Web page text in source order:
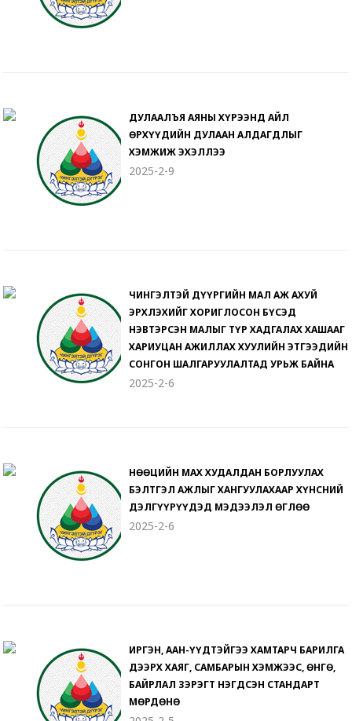
ДУЛААЛЪЯ АЯНЫ ХҮРЭЭНД АЙЛ
ӨРХҮҮДИЙН ДУЛААН АЛДАГДЛЫГ
ХЭМЖИЖ ЭХЭЛЛЭЭ
2025-2-9
ЧИНГЭЛТЭЙ ДҮҮРГИЙН МАЛ АЖ АХУЙ
ЭРХЛЭХИЙГ ХОРИГЛОСОН БҮСЭД
НЭВТЭРСЭН МАЛЫГ ТҮР ХАДГАЛАХ ХАШААГ
ХАРИУЦАН АЖИЛЛАХ ХУУЛИЙН ЭТГЭЭДИЙН
СОНГОН ШАЛГАРУУЛАЛТАД УРЬЖ БАЙНА
2025-2-6
НӨӨЦИЙН МАХ ХУДАЛДАН БОРЛУУЛАХ
БЭЛТГЭЛ АЖЛЫГ ХАНГУУЛАХААР ХҮНСНИЙ
ДЭЛГҮҮРҮҮДЭД МЭДЭЭЛЭЛ ӨГЛӨӨ
2025-2-6
ИРГЭН, ААН-ҮҮДТЭЙГЭЭ ХАМТАРЧ БАРИЛГА
ДЭЭРХ ХАЯГ, САМБАРЫН ХЭМЖЭЭС, ӨНГӨ,
БАЙРЛАЛ ЗЭРЭГТ НЭГДСЭН СТАНДАРТ
МӨРДӨНӨ